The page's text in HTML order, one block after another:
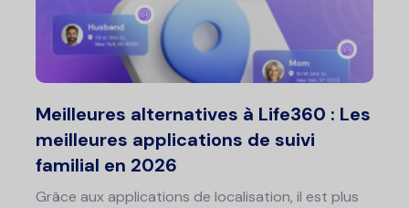
Meilleures alternatives à Life360 : Les
meilleures applications de suivi
familial en 2026
Grâce aux applications de localisation, il est plus